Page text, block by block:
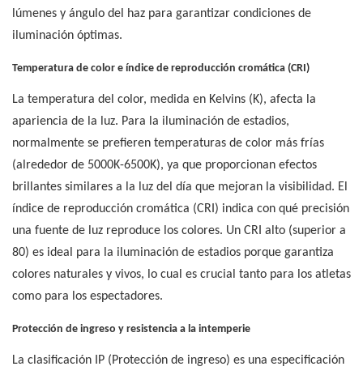
lúmenes y ángulo del haz para garantizar condiciones de
iluminación óptimas.
Temperatura de color e índice de reproducción cromática (CRI)
La temperatura del color, medida en Kelvins (K), afecta la
apariencia de la luz. Para la iluminación de estadios,
normalmente se prefieren temperaturas de color más frías
(alrededor de 5000K-6500K), ya que proporcionan efectos
brillantes similares a la luz del día que mejoran la visibilidad. El
índice de reproducción cromática (CRI) indica con qué precisión
una fuente de luz reproduce los colores. Un CRI alto (superior a
80) es ideal para la iluminación de estadios porque garantiza
colores naturales y vivos, lo cual es crucial tanto para los atletas
como para los espectadores.
Protección de ingreso y resistencia a la intemperie
La clasificación IP (Protección de ingreso) es una especificación